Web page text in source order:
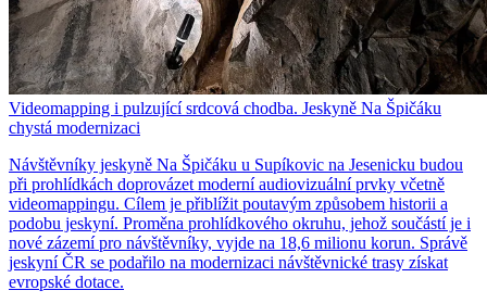
Videomapping i pulzující srdcová chodba. Jeskyně Na Špičáku
chystá modernizaci
Návštěvníky jeskyně Na Špičáku u Supíkovic na Jesenicku budou
při prohlídkách doprovázet moderní audiovizuální prvky včetně
videomappingu. Cílem je přiblížit poutavým způsobem historii a
podobu jeskyní. Proměna prohlídkového okruhu, jehož součástí je i
nové zázemí pro návštěvníky, vyjde na 18,6 milionu korun. Správě
jeskyní ČR se podařilo na modernizaci návštěvnické trasy získat
evropské dotace.